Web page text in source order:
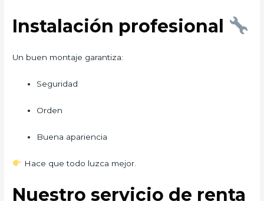
Instalación profesional
Un buen montaje garantiza:
Seguridad
Orden
Buena apariencia
Hace que todo luzca mejor.
Nuestro servicio de renta